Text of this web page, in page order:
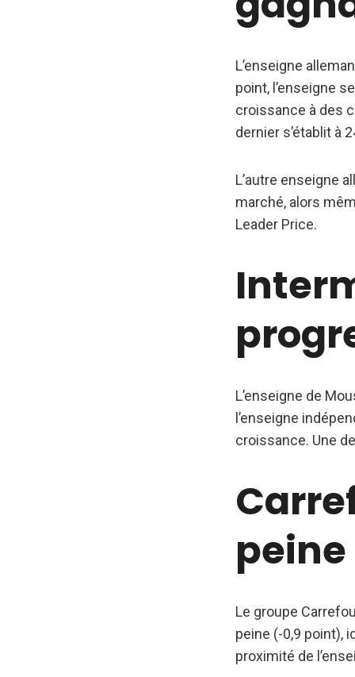
L’enseigne
point, l’enseigne
croissance à des
dernier s’établit à
L’autre enseigne
marché, alors
Leader Price.
L’enseigne de
l’enseigne
croissance. Une
peine
Le groupe
peine (-0,9 point),
proximité de